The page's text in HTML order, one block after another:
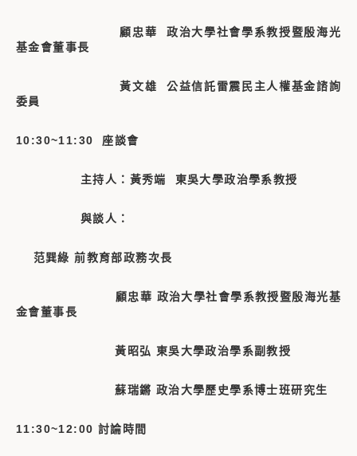
顧忠華 政治大學社會學系教授暨殷海光
基金會董事長
黃文雄 公益信託雷震民主人權基金諮詢
委員
10:30~11:30 座談會
主持人：黃秀端 東吳大學政治學系教授
與談人：
范巽綠 前教育部政務次長
顧忠華 政治大學社會學系教授暨殷海光基
金會董事長
黃昭弘 東吳大學政治學系副教授
蘇瑞鏘 政治大學歷史學系博士班研究生
11:30~12:00 討論時間